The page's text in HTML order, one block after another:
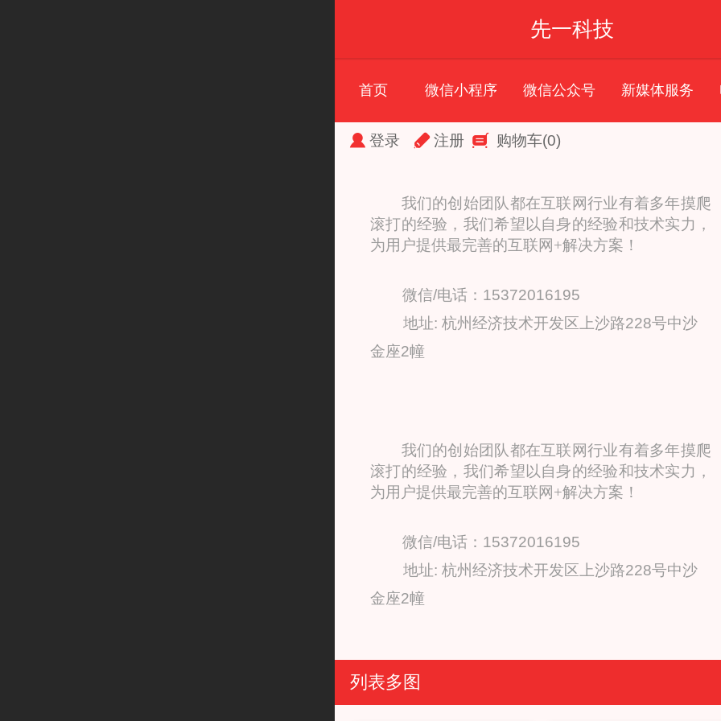
先一科技
首页 微信小程序 微信公众号 新媒体服务
登录 注册 购物车(0)
我们的创始团队都在互联网行业有着多年摸爬
滚打的经验，我们希望以自身的经验和技术实力，
为用户提供最完善的互联网+解决方案！
微信/电话：15372016195
地址: 杭州经济技术开发区上沙路228号中沙
金座2幢
我们的创始团队都在互联网行业有着多年摸爬
滚打的经验，我们希望以自身的经验和技术实力，
为用户提供最完善的互联网+解决方案！
微信/电话：15372016195
地址: 杭州经济技术开发区上沙路228号中沙
金座2幢
列表多图